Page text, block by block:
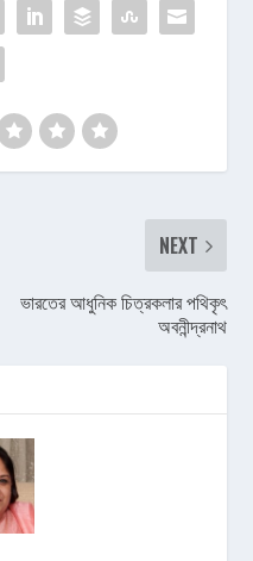
NEXT
ভারতের আধুনিক চিত্রকলার পথিকৃৎ
অবনীন্দ্রনাথ